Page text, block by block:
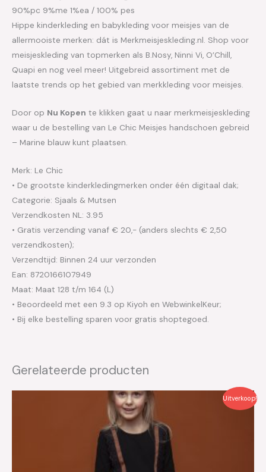
90%pc 9%me 1%ea / 100% pes
Hippe kinderkleding en babykleding voor meisjes van de
allermooiste merken: dát is Merkmeisjeskleding.nl. Shop voor
meisjeskleding van topmerken als B.Nosy, Ninni Vi, O’Chill,
Quapi en nog veel meer! Uitgebreid assortiment met de
laatste trends op het gebied van merkkleding voor meisjes.
Door op Nu Kopen te klikken gaat u naar merkmeisjeskleding
waar u de bestelling van Le Chic Meisjes handschoen gebreid
– Marine blauw kunt plaatsen.
Merk: Le Chic
• De grootste kinderkledingmerken onder één digitaal dak;
Categorie: Sjaals & Mutsen
Verzendkosten NL: 3.95
• Gratis verzending vanaf € 20,- (anders slechts € 2,50
verzendkosten);
Verzendtijd: Binnen 24 uur verzonden
Ean: 8720166107949
Maat: Maat 128 t/m 164 (L)
• Beoordeeld met een 9.3 op Kiyoh en WebwinkelKeur;
• Bij elke bestelling sparen voor gratis shoptegoed.
Gerelateerde producten
Uitverkoop!